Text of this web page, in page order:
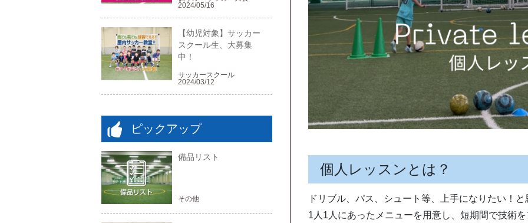
個人レッスンとは？
ドリブル、パス、シュート等、上手になりたい！
1人1人にあったメニューを用意し、短期間で技術
2024/05/16
【幼児対象】サッカー
スクール生、大募集
中！
サッカースクール
2024/03/12
ピックアップ
備品リスト
その他